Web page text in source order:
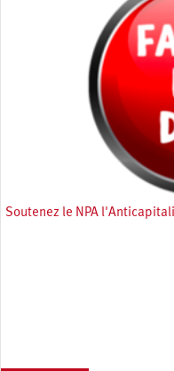
Soutenez le NPA